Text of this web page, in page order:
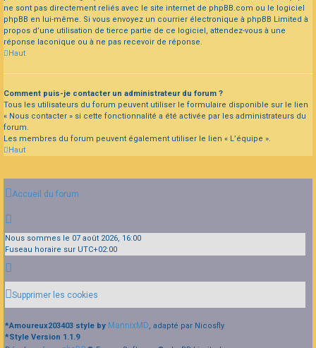
ne sont pas directement reliés avec le site internet de phpBB.com ou le logiciel
phpBB en lui-même. Si vous envoyez un courrier électronique à phpBB Limited à
propos d’une utilisation de tierce partie de ce logiciel, attendez-vous à une
réponse laconique ou à ne pas recevoir de réponse.
Haut
Comment puis-je contacter un administrateur du forum ?
Tous les utilisateurs du forum peuvent utiliser le formulaire disponible sur le lien
« Nous contacter » si cette fonctionnalité a été activée par les administrateurs du
forum.
Les membres du forum peuvent également utiliser le lien « L’équipe ».
Haut
Accueil du forum
Nous sommes le 07 août 2026, 16:00
Fuseau horaire sur UTC+02:00
Supprimer les cookies
*Amoureux203403 style by MannixMD, adapté par Nicosfly
*Style Version 1.1.9